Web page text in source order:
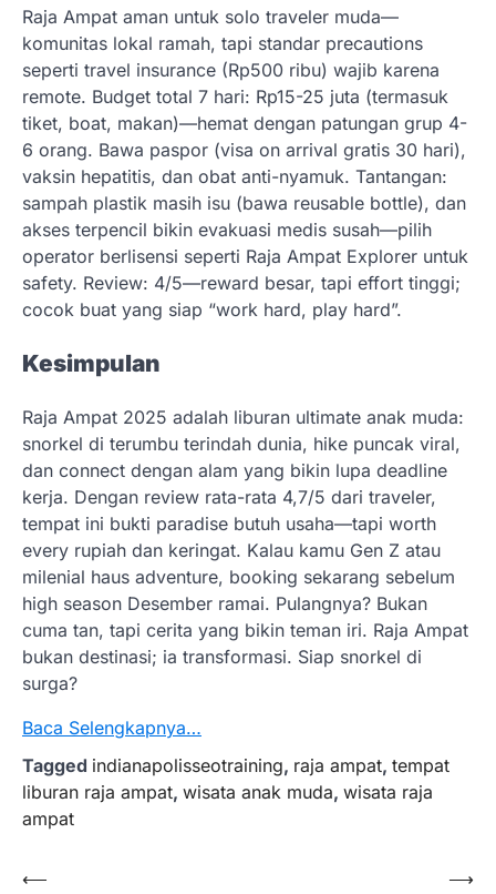
Raja Ampat aman untuk solo traveler muda—
komunitas lokal ramah, tapi standar precautions
seperti travel insurance (Rp500 ribu) wajib karena
remote. Budget total 7 hari: Rp15-25 juta (termasuk
tiket, boat, makan)—hemat dengan patungan grup 4-
6 orang. Bawa paspor (visa on arrival gratis 30 hari),
vaksin hepatitis, dan obat anti-nyamuk. Tantangan:
sampah plastik masih isu (bawa reusable bottle), dan
akses terpencil bikin evakuasi medis susah—pilih
operator berlisensi seperti Raja Ampat Explorer untuk
safety. Review: 4/5—reward besar, tapi effort tinggi;
cocok buat yang siap “work hard, play hard”.
Kesimpulan
Raja Ampat 2025 adalah liburan ultimate anak muda:
snorkel di terumbu terindah dunia, hike puncak viral,
dan connect dengan alam yang bikin lupa deadline
kerja. Dengan review rata-rata 4,7/5 dari traveler,
tempat ini bukti paradise butuh usaha—tapi worth
every rupiah dan keringat. Kalau kamu Gen Z atau
milenial haus adventure, booking sekarang sebelum
high season Desember ramai. Pulangnya? Bukan
cuma tan, tapi cerita yang bikin teman iri. Raja Ampat
bukan destinasi; ia transformasi. Siap snorkel di
surga?
Baca Selengkapnya…
Tagged indianapolisseotraining, raja ampat, tempat
liburan raja ampat, wisata anak muda, wisata raja
ampat
Post
⟵
⟶